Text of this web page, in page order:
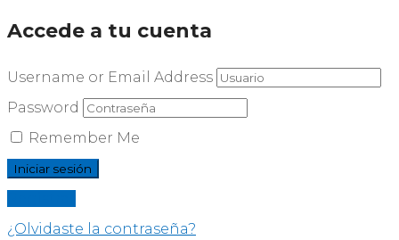
Accede a tu cuenta
Username or Email Address
Password
Remember Me
¿Olvidaste la contraseña?